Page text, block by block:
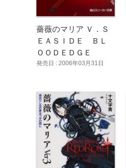
薔薇のマリア Ｖ．Ｓ
ＥＡＳＩＤＥ ＢＬ
ＯＯＤＥＤＧＥ
発売日 : 2006年03月31日